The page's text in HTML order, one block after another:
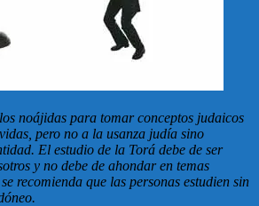
noájidas para tomar conceptos judaicos
pero no a la usanza judía sino
El estudio de la Torá debe de ser
y no debe de ahondar en temas
recomienda que las personas estudien sin